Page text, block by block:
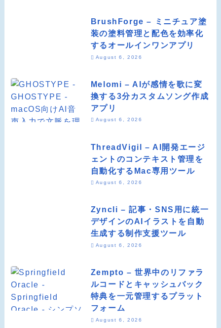
BrushForge – ミニチュア塗
装の塗料管理と配色を効率化
するオールインワンアプリ
August 6, 2026
Melomi – AIが感情を歌に変
換する3分カスタムソング作成
アプリ
August 6, 2026
ThreadVigil – AI開発エージ
ェントのコンテキスト管理を
自動化するMac専用ツール
August 6, 2026
Zyncli – 記事・SNS用に統一
デザインのAIイラストを自動
生成する制作支援ツール
August 6, 2026
Zempto – 世界中のリファラ
ルコードとキャッシュバック
特典を一元管理するプラット
フォーム
August 6, 2026